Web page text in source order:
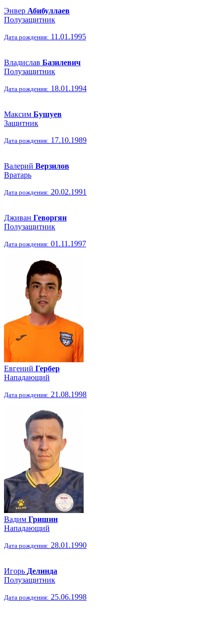
Энвер Абибуллаев
Полузащитник
Дата рождения: 11.01.1995
Владислав Базилевич
Полузащитник
Дата рождения: 18.01.1994
Максим Бушуев
Защитник
Дата рождения: 17.10.1989
Валерий Верзилов
Вратарь
Дата рождения: 20.02.1991
Дживан Геворгян
Полузащитник
Дата рождения: 01.11.1997
Евгений Гербер
Нападающий
Дата рождения: 21.08.1998
Вадим Гришин
Нападающий
Дата рождения: 28.01.1990
Игорь Делинда
Полузащитник
Дата рождения: 25.06.1998